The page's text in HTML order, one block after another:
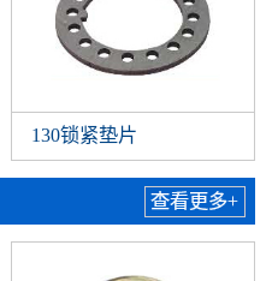
130锁紧垫片
查看更多+